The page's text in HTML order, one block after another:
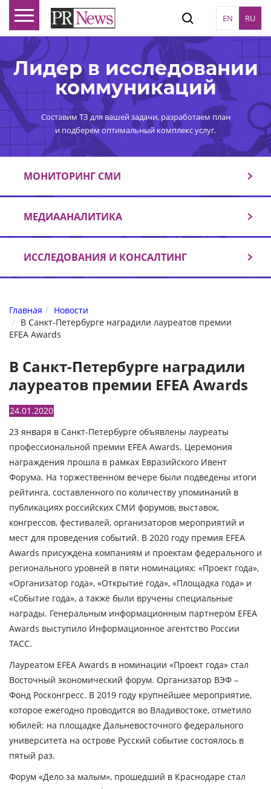
EN RU
Лидер в исследовании
коммуникаций
Составим ТЗ для вашей задачи, разработаем план
и подберем оптимальный комплекс услуг.
МОНИТОРИНГ СМИ
МЕДИААНАЛИТИКА
ИССЛЕДОВАНИЯ И КОНСАЛТИНГ
Главная
Новости
В Санкт-Петербурге наградили лауреатов премии
EFEA Awards
В Санкт-Петербурге наградили
лауреатов премии EFEA Awards
24.01.2020
23 января в Санкт-Петербурге объявлены лауреаты
профессиональной премии EFEA Awards. Церемония
награждения прошла в рамках Евразийского Ивент
Форума. На торжественном вечере были подведены итоги
рейтинга, составленного по количеству упоминаний в
публикациях российских СМИ форумов, выставок,
конгрессов, фестивалей, организаторов мероприятий и
мест для проведения событий. В 2020 году премия EFEA
Awards присуждена компаниям и проектам федерального и
регионального уровней в пяти номинациях: «Проект года»,
«Организатор года», «Открытие года», «Площадка года» и
«Событие года», а также были вручены специальные
награды. Генеральным информационным партнером EFEA
Awards выступило Информационное агентство России
ТАСС.
Лауреатом EFEA Awards в номинации «Проект года» стал
Восточный экономический форум. Организатор ВЭФ –
Фонд Росконгресс. В 2019 году крупнейшее мероприятие,
которое ежегодно проводится во Владивостоке, отметило
юбилей: на площадке Дальневосточного федерального
университета на острове Русский событие состоялось в
пятый раз.
Форум «Дело за малым», прошедший в Краснодаре стал